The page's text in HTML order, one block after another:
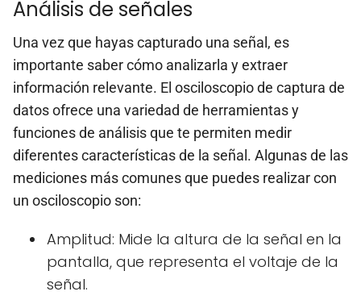
Análisis de señales
Una vez que hayas capturado una señal, es
importante saber cómo analizarla y extraer
información relevante. El osciloscopio de captura de
datos ofrece una variedad de herramientas y
funciones de análisis que te permiten medir
diferentes características de la señal. Algunas de las
mediciones más comunes que puedes realizar con
un osciloscopio son:
Amplitud: Mide la altura de la señal en la
pantalla, que representa el voltaje de la
señal.